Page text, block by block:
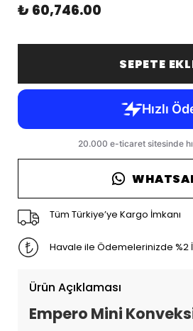
₺ 60,746.00
SEPETE
Tüm Türkiye’ye Kargo İmkanı
Havale ile Ödemelerinizde %2
Ürün Açıklaması
Empero Mini